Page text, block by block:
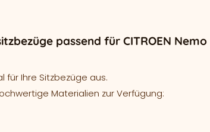
passend für CITROEN Nemo
Ihre Sitzbezüge aus.
Materialien zur Verfügung: